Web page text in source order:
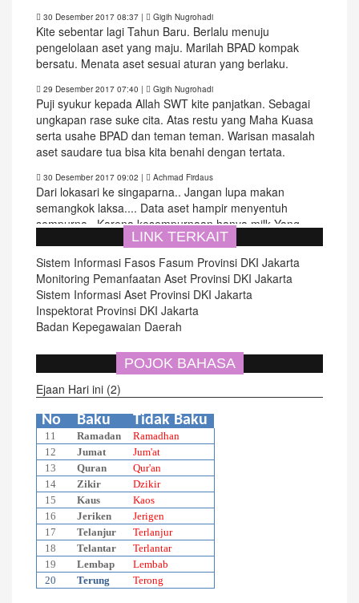
30 Desember 2017 08:37 | Gigih Nugrohadi
Kite sebentar lagi Tahun Baru. Berlalu menuju
pengelolaan aset yang maju. Marilah BPAD kompak
bersatu. Menata aset sesuai aturan yang berlaku.
29 Desember 2017 07:40 | Gigih Nugrohadi
Puji syukur kepada Allah SWT kite panjatkan. Sebagai
ungkapan rase suke cita. Atas restu yang Maha Kuasa
serta usahe BPAD dan teman teman. Warisan masalah
aset saudare tua bisa kita benahi dengan tertata.
30 Desember 2017 09:02 | Achmad Firdaus
Dari lokasari ke singaparna.. Jangan lupa makan
semangkok laksa.... Data aset hampir menyentuh
sempurna.. Karena kesempurnaan hanya milk Yang
LINK TERKAIT
Sistem Informasi Fasos Fasum Provinsi DKI Jakarta
Monitoring Pemanfaatan Aset Provinsi DKI Jakarta
Sistem Informasi Aset Provinsi DKI Jakarta
Inspektorat Provinsi DKI Jakarta
Badan Kepegawaian Daerah
POJOK BAHASA
Ejaan Hari ini (2)
No
Baku Tidak Baku
11 Ramadan
Ramadhan
12
Jumat
Jum'at
13
Quran
Qur'an
14
Zikir
Dzikir
15
Kaus
Kaos
16
Jeriken
Jerigen
17
Telanjur
Terlanjur
18
Telantar
Terlantar
19
Lembap
Lembab
20
Terung Terong